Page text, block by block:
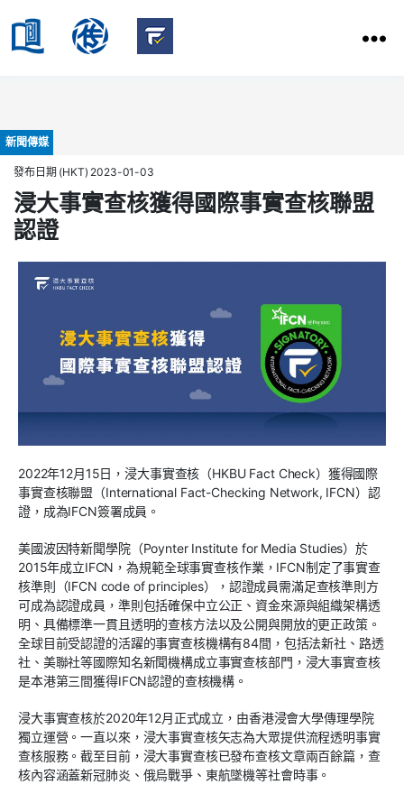
HKBU
of
Communication
Categories
新聞傳媒
發布日期 (HKT) 2023-01-03
浸大事實查核獲得國際事實查核聯盟
認證
2022年12月15日，浸大事實查核（HKBU Fact Check）獲得國際
事實查核聯盟（International Fact-Checking Network, IFCN）認
證，成為IFCN簽署成員。
美國波因特新聞學院（Poynter Institute for Media Studies）於
2015年成立IFCN，為規範全球事實查核作業，IFCN制定了事實查
核準則（IFCN code of principles），認證成員需滿足查核準則方
可成為認證成員，準則包括確保中立公正、資金來源與組織架構透
明、具備標準一貫且透明的查核方法以及公開與開放的更正政策。
全球目前受認證的活躍的事實查核機構有84間，包括法新社、路透
社、美聯社等國際知名新聞機構成立事實查核部門，浸大事實查核
是本港第三間獲得IFCN認證的查核機構。
浸大事實查核於2020年12月正式成立，由香港浸會大學傳理學院
獨立運營。一直以來，浸大事實查核矢志為大眾提供流程透明事實
查核服務。截至目前，浸大事實查核已發布查核文章兩百餘篇，查
核內容涵蓋新冠肺炎、俄烏戰爭、東航墜機等社會時事。